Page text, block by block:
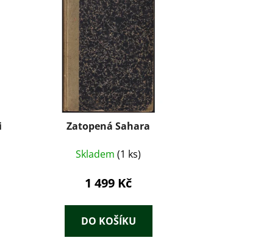
Zatopená Sahara
Skladem(1 ks)
1 499 Kč
DO KOŠÍKU